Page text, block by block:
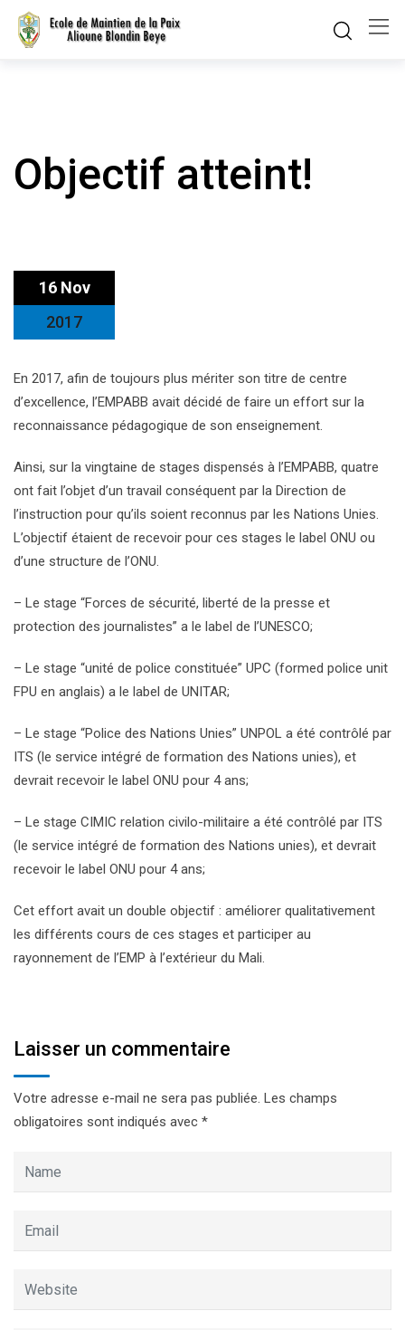
Skip
Objectif atteint!
16 Nov
2017
En 2017, afin de toujours plus mériter son titre de centre
d’excellence, l’EMPABB avait décidé de faire un effort sur la
reconnaissance pédagogique de son enseignement.
Ainsi, sur la vingtaine de stages dispensés à l’EMPABB, quatre
ont fait l’objet d’un travail conséquent par la Direction de
l’instruction pour qu’ils soient reconnus par les Nations Unies.
L’objectif étaient de recevoir pour ces stages le label ONU ou
d’une structure de l’ONU.
– Le stage “Forces de sécurité, liberté de la presse et
protection des journalistes” a le label de l’UNESCO;
– Le stage “unité de police constituée” UPC (formed police unit
FPU en anglais) a le label de UNITAR;
– Le stage “Police des Nations Unies” UNPOL a été contrôlé par
ITS (le service intégré de formation des Nations unies), et
devrait recevoir le label ONU pour 4 ans;
– Le stage CIMIC relation civilo-militaire a été contrôlé par ITS
(le service intégré de formation des Nations unies), et devrait
recevoir le label ONU pour 4 ans;
Cet effort avait un double objectif : améliorer qualitativement
les différents cours de ces stages et participer au
rayonnement de l’EMP à l’extérieur du Mali.
Laisser un commentaire
Votre adresse e-mail ne sera pas publiée. Les champs
obligatoires sont indiqués avec *